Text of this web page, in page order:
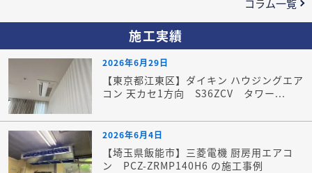
コラム一覧
施工実績
2026年6月29日
【東京都江東区】ダイキン ハウジングエア
コン 天カセ1方向 S36ZCV タワー...
2026年6月4日
【埼玉県飯能市】三菱電機 厨房用エアコ
ン PCZ-ZRMP140H6 の施工事例